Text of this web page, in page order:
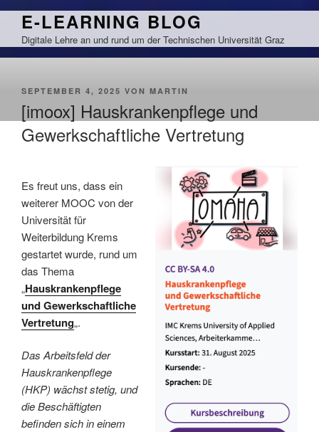
Zum
springen
E-LEARNING BLOG
Digitale Lehre an und rund um der Technischen Universität Graz
VERÖFFENTLICHT
SEPTEMBER 4, 2025 VON MARTIN
[imoox] Hauskrankenpflege und
Gewerkschaftliche Vertretung
Es freut uns, dass ein
weiterer MOOC von der
Universität für
Weiterbildung Krems
gestartet wurde, rund um
das Thema
„Hauskrankenpflege
und Gewerkschaftliche
Vertretung„.
Das Arbeitsfeld der
Hauskrankenpflege
(HKP) wächst stetig, und
die Beschäftigten
befinden sich in einem